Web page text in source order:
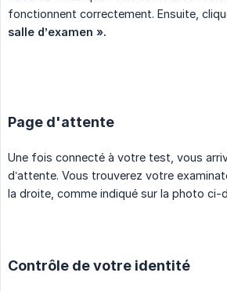
fonctionnent correctement. Ensuite,
salle d’examen ».
Page d'attente
Une fois connecté à votre test, vous
d’attente. Vous trouverez votre
la droite, comme indiqué sur la photo ci-
Contrôle de votre identité